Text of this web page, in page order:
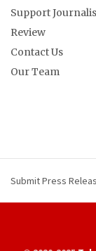
Support
Review
Contact Us
Our Team
Submit Press